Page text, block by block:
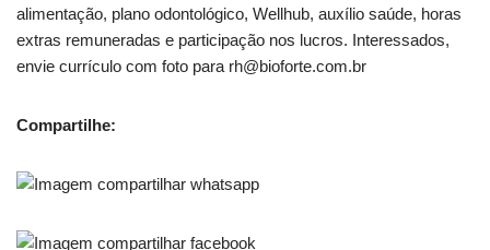
alimentação, plano odontológico, Wellhub, auxílio saúde, horas
extras remuneradas e participação nos lucros. Interessados,
envie currículo com foto para rh@bioforte.com.br
Compartilhe: